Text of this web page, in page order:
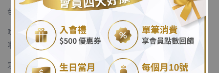
.
色胺酸是合成血清素（快樂荷爾蒙）的原料。
吃完再深呼吸三次，你會發現世界還是很美好的（大概
啦）。
寒假才剛開始，這是一場馬拉松。